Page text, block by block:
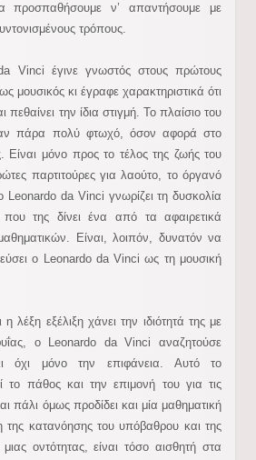
προσπαθήσουμε ν’ απαντήσουμε με
τρόπους.
Vinci έγινε γνωστός στους πρώτους
μουσικός κι έγραφε χαρακτηριστικά ότι
πεθαίνει την ίδια στιγμή. Το πλαίσιο του
πάρα πολύ φτωχό, όσον αφορά στο
Είναι μόνο προς το τέλος της ζωής του
παρτιτούρες για λαούτο, το όργανό
da Vinci γνωρίζει τη δυσκολία
της δίνει ένα από τα αφαιρετικά
Είναι, λοιπόν, δυνατόν να
ο Leonardo da Vinci ως τη μουσική
η λέξη εξέλιξη χάνει την ιδιότητά της με
ο Leonardo da Vinci αναζητούσε
όχι μόνο την επιφάνεια. Αυτό το
το πάθος και την επιμονή του για τις
πάλι όμως προδίδει και μία μαθηματική
κατανόησης του υπόβαθρου και της
οντότητας, είναι τόσο αισθητή στα